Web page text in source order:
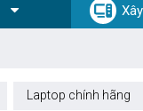
Laptop chính hãng